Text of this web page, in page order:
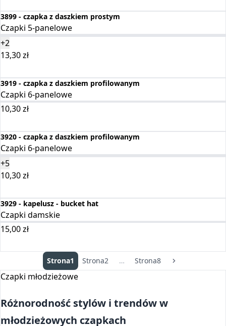
3899 - czapka z daszkiem prostym
Czapki 5-panelowe
+2
13,30zł
3919 - czapka z daszkiem profilowanym
Czapki 6-panelowe
10,30zł
3920 - czapka z daszkiem profilowanym
Czapki 6-panelowe
+5
10,30zł
3929 - kapelusz - bucket hat
Czapki damskie
15,00zł
Stronicowanie wpisów
Strona1 Strona2 … Strona8
Czapki młodzieżowe
Różnorodność stylów i trendów w
młodzieżowych czapkach